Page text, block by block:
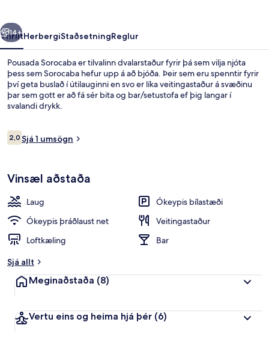
Næsta
14+
YfirlitHerbergiStaðsetningReglur
Pousada Sorocaba er tilvalinn dvalarstaður fyrir þá sem vilja njóta
þess sem Sorocaba hefur upp á að bjóða. Þeir sem eru spenntir fyrir
því geta buslað í útilauginni en svo er líka veitingastaður á svæðinu
þar sem gott er að fá sér bita og bar/setustofa ef þig langar í
svalandi drykk.
Umsagnir
2,02,0 af 10
Sjá 1 umsögn
Vinsæl aðstaða
Laug
Ókeypis bílastæði
Ókeypis þráðlaust net
Veitingastaður
Loftkæling
Bar
Sjá allt
Meginaðstaða (8)
Vertu eins og heima hjá þér (6)